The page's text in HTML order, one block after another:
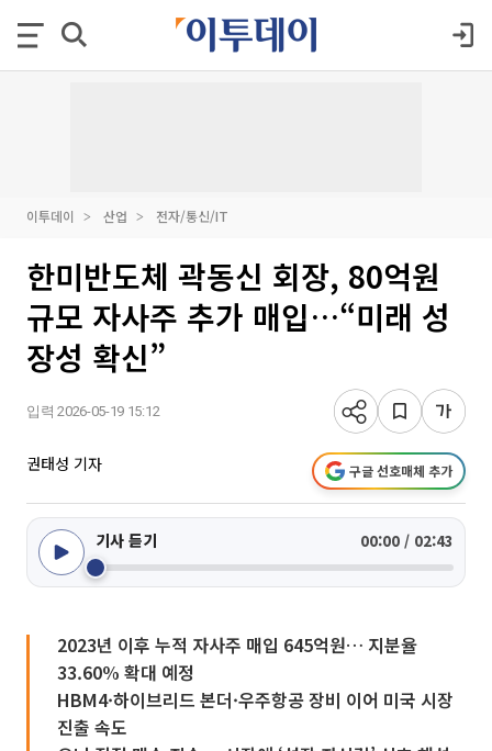
이투데이 산업 전자/통신/IT
한미반도체 곽동신 회장, 80억원
규모 자사주 추가 매입…“미래 성
장성 확신”
입력 2026-05-19 15:12
권태성 기자 구글 선호매체 추가
기사 듣기 00:00 / 02:43
2023년 이후 누적 자사주 매입 645억원… 지분율
33.60% 확대 예정
HBM4·하이브리드 본더·우주항공 장비 이어 미국 시장
진출 속도